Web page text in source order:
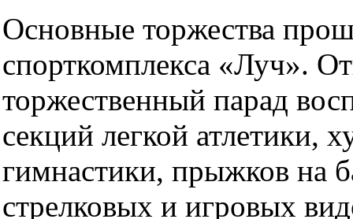
Основные торжества
спорткомплекса «Луч».
торжественный парад
секций легкой атлетики,
гимнастики, прыжков на
стрелковых и игровых